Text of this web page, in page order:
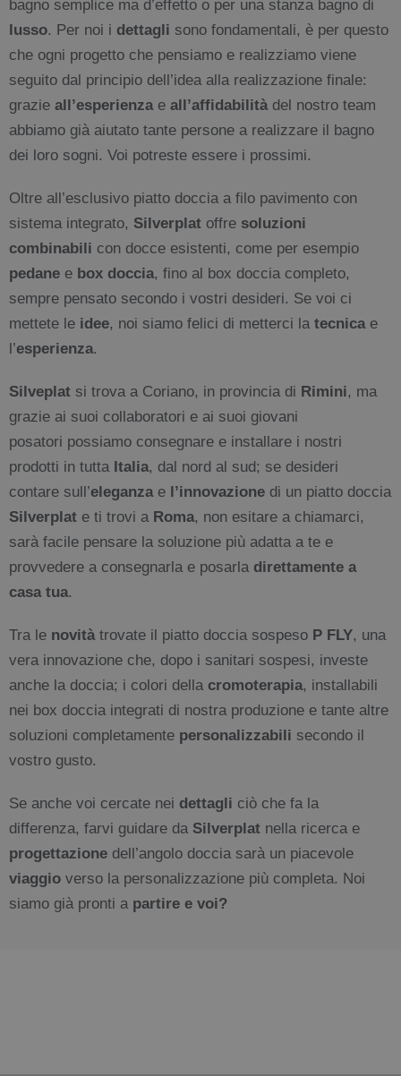
bagno semplice ma d’effetto o per una stanza bagno di
lusso. Per noi i dettagli sono fondamentali, è per questo
che ogni progetto che pensiamo e realizziamo viene
seguito dal principio dell’idea alla realizzazione finale:
grazie all’esperienzae all’affidabilitàdel nostro team
abbiamo già aiutato tante persone a realizzare il bagno
dei loro sogni. Voi potreste essere i prossimi.
Oltre all’esclusivo piatto doccia a filo pavimento con
sistema integrato, Silverplat offre soluzioni
combinabili con docce esistenti, come per esempio
pedane e box doccia, fino al box doccia completo,
sempre pensato secondo i vostri desideri. Se voi ci
mettete le idee, noi siamo felici di metterci la tecnicae
l’esperienza.
Silveplat si trova a Coriano, in provincia di Rimini, ma
grazie ai suoi collaboratori e ai suoi giovani
posatori possiamo consegnare e installare i nostri
prodotti in tutta Italia, dal nord al sud; se desideri
contare sull’eleganzae l’innovazione di un piatto doccia
Silverplat e ti trovi a Roma, non esitare a chiamarci,
sarà facile pensare la soluzione più adatta a te e
provvedere a consegnarla e posarla direttamente a
casa tua.
Tra le novitàtrovate il piatto doccia sospeso P FLY, una
vera innovazione che, dopo i sanitari sospesi, investe
anche la doccia; i colori della cromoterapia, installabili
nei box doccia integrati di nostra produzione e tante altre
soluzioni completamente personalizzabili secondo il
vostro gusto.
Se anche voi cercate nei dettagli ciò che fa la
differenza, farvi guidare da Silverplat nella ricerca e
progettazione dell’angolo doccia sarà un piacevole
viaggio verso la personalizzazione più completa. Noi
siamo già pronti a partire e voi?